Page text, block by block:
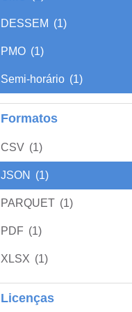
DESSEM (1)
PMO (1)
Semi-horário (1)
Formatos
CSV (1)
JSON (1)
PARQUET (1)
PDF (1)
XLSX (1)
Licenças